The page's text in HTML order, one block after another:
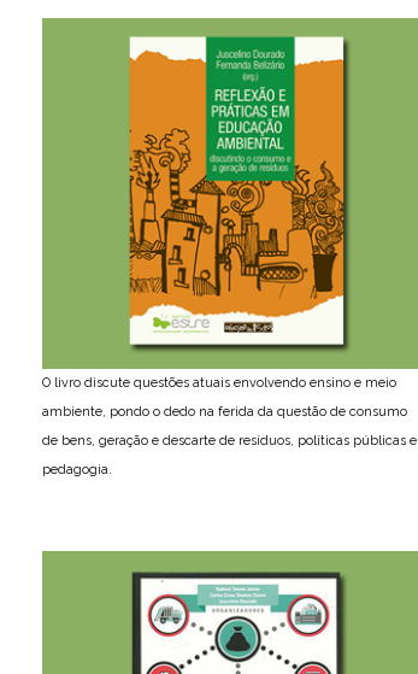
O livro discute questões atuais envolvendo ensino e meio
ambiente, pondo o dedo na ferida da questão de consumo
de bens, geração e descarte de resíduos, políticas públicas e
pedagogia.